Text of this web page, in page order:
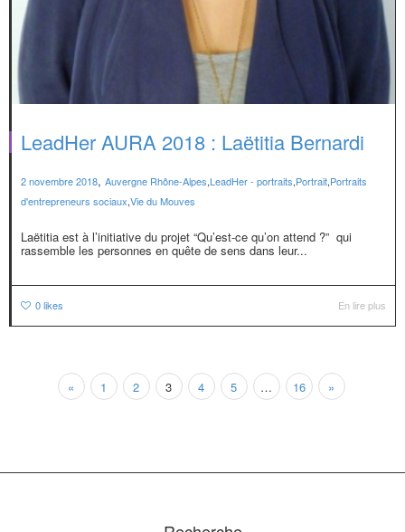
LeadHer AURA 2018 : Laëtitia Bernardi
2 novembre 2018, Auvergne Rhône-Alpes,LeadHer - portraits,Portrait,Portraits
d'entrepreneurs sociaux,Vie du Mouves
Laëtitia est à l’initiative du projet “Qu’est-ce qu’on attend ?” qui
rassemble les personnes en quête de sens dans leur...
0likes En lire plus
« 1 2 3 4 5 … 16 »